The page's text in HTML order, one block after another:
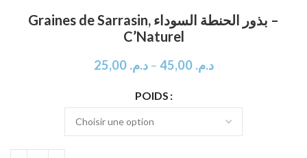
Graines de Sarrasin, بذور الحنطة السوداء –
C’Naturel
د.م. 25,00 – د.م. 45,00
POIDS